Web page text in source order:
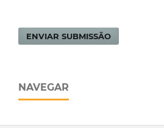
ENVIAR SUBMISSÃO
NAVEGAR